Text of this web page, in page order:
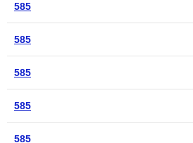
585
585
585
585
585